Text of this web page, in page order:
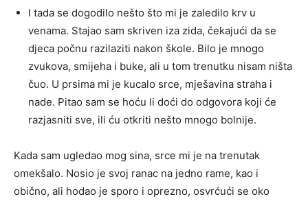
I tada se dogodilo nešto što mi je zaledilo krv u
venama. Stajao sam skriven iza zida, čekajući da se
djeca počnu razilaziti nakon škole. Bilo je mnogo
zvukova, smijeha i buke, ali u tom trenutku nisam ništa
čuo. U prsima mi je kucalo srce, mješavina straha i
nade. Pitao sam se hoću li doći do odgovora koji će
razjasniti sve, ili ću otkriti nešto mnogo bolnije.
Kada sam ugledao mog sina, srce mi je na trenutak
omekšalo. Nosio je svoj ranac na jedno rame, kao i
obično, ali hodao je sporo i oprezno, osvrćući se oko